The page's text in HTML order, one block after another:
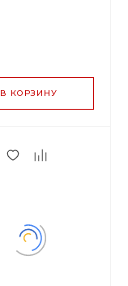
В КОРЗИНУ